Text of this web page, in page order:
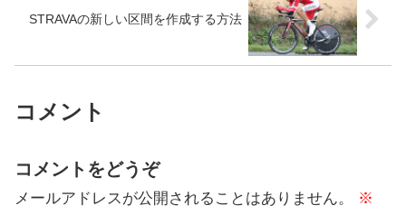
STRAVAの新しい区間を作成する方法
コメント
コメントをどうぞ
メールアドレスが公開されることはありません。
※